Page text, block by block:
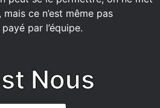
ce n’est même pas
par l’équipe.
Nous